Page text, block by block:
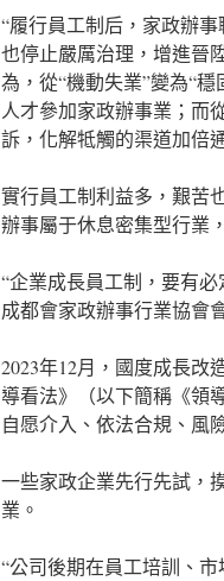
“履行員工制后，家政辦
也停止嚴厲治理，增進晉
為，從“機動失業”變為“
人才參加家政辦事業；而
訴，化解牴觸的渠道加倍
實行員工制利益多，艱苦
辦事屬于休息密集型行業
“企業成長員工制，要有
成都會家政辦事行業協會
2023年12月，國度成長改
導看法》（以下簡稱《領
自愿介入、依法合規、風
一些家政企業先行先試，
業。
“公司後期在員工培訓、